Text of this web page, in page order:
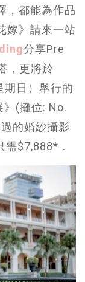
，都能為作品
嫁》請來一站
分享Pre
，更將於
日）舉行的
》(攤位: No.
的婚紗攝影
$7,888* 。